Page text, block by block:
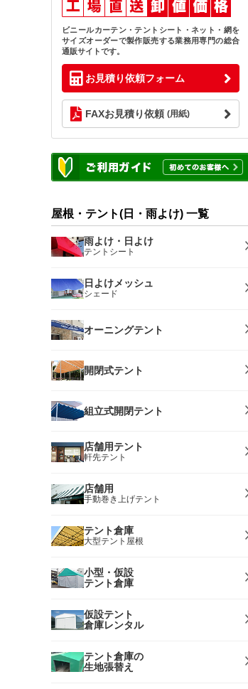
ビニールカーテン・テントシート・ネット・網を
サイズオーダーで製作販売する業務用専門の総合
通販サイトです。
お見積り依頼フォーム
FAXお見積り依頼 (用紙)
屋根・テント(日・雨よけ) 一覧
雨よけ・日よけ
テントシート
日よけメッシュ
シェード
オーニングテント
開閉式テント
組立式開閉テント
店舗用テント
軒先テント
店舗用
手動巻き上げテント
テント倉庫
大型テント屋根
小型・仮設
テント倉庫
仮設テント
倉庫レンタル
テント倉庫の
生地張替え